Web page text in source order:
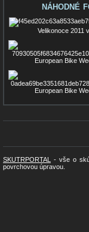
NÁHODNÉ
Velikonoce 2011
European Bike
European Bike
SKUTRPORTAL
- vše o
povrchovou úpravou.